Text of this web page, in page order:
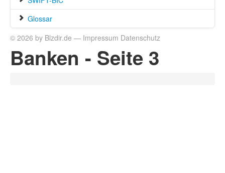
Glossar
© 2026 by Blzdir.de — Impressum Datenschutz
Banken - Seite 3